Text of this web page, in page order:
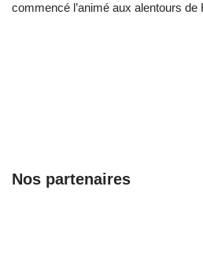
commencé l’animé aux alentours
Nos partenaires